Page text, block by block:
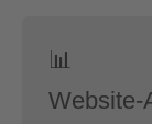
📊
Website-